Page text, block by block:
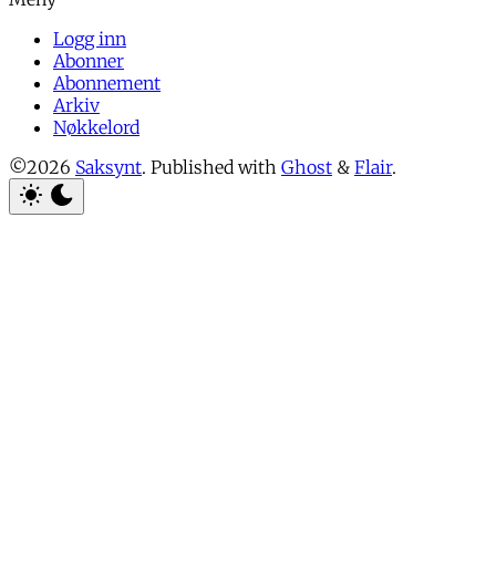
Logg inn
Abonner
Abonnement
Arkiv
Nøkkelord
©2026 Saksynt. Published with Ghost & Flair.